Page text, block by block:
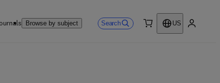
Browse by subject Search
US